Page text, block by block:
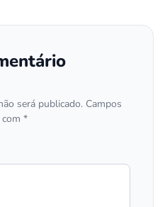
será publicado. Campos
*